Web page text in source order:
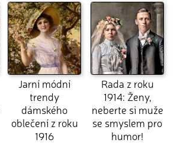
Jarní módní
trendy
dámského
oblečení z roku
1916
Rada z roku
1914: Ženy,
neberte si muže
se smyslem pro
humor!